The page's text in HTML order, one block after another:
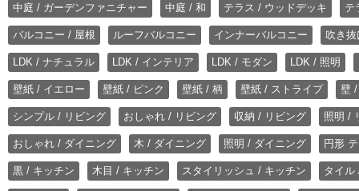
中庭 / ガーデンファニチャー 中庭 / 和 テラス / ウッドデッキ テ
バルコニー / 屋根 ルーフバルコニー インナーバルコニー 吹き
LDK / ナチュラル LDK / インテリア LDK / モダン LDK / 照明
壁紙 / イエロー 壁紙 / ピンク 壁紙 / 柄 壁紙 / ストライプ 壁
シンプル / リビング おしゃれ / リビング 収納 / リビング 照明 /
おしゃれ / ダイニング 木 / ダイニング 照明 / ダイニング 円形
黒 / キッチン 木目 / キッチン スタイリッシュ / キッチン タイル